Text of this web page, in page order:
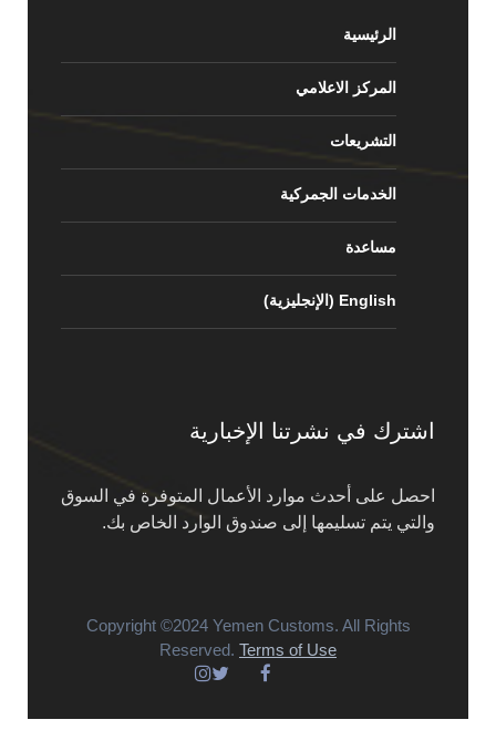
الرئيسية
المركز الاعلامي
التشريعات
الخدمات الجمركية
مساعدة
English
( الإنجليزية)
اشترك في نشرتنا الإخبارية
احصل على أحدث موارد الأعمال المتوفرة في السوق
والتي يتم تسليمها إلى صندوق الوارد الخاص بك.
Copyright ©2024 Yemen Customs. All Rights
Reserved. Terms of Use